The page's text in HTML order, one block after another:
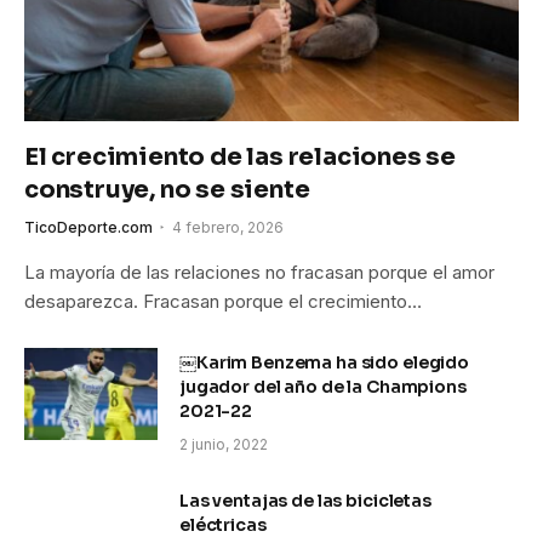
El crecimiento de las relaciones se
construye, no se siente
TicoDeporte.com 4 febrero, 2026
La mayoría de las relaciones no fracasan porque el amor
desaparezca. Fracasan porque el crecimiento…
￼Karim Benzema ha sido elegido
jugador del año de la Champions
2021-22
2 junio, 2022
Las ventajas de las bicicletas
eléctricas